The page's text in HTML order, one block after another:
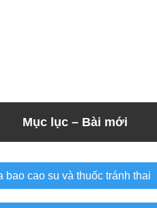
Mục lục – Bài mới
cao su và thuốc tránh thai